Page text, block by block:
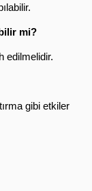
mi?
edilmelidir.
gibi etkiler